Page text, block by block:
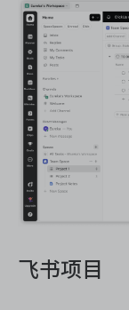
飞书项目